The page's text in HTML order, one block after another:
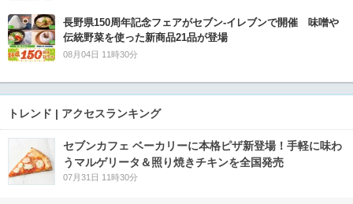
長野県150周年記念フェアがセブン-イレブンで開催 味噌や
伝統野菜を使った新商品21品が登場
08月04日 11時30分
トレンド | アクセスランキング
セブンカフェ ベーカリーに本格ピザ新登場！手軽に味わ
うマルゲリータ＆照り焼きチキンを全国発売
07月31日 11時30分